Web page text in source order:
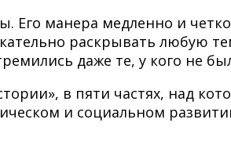
Его манера медленно и
раскрывать любую
даже те, у кого не
в пяти частях, над
и социальном